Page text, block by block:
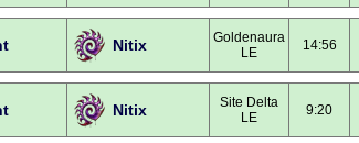
Nitix
Goldenaura
LE
14:56
Nitix
Site Delta
LE
9:20